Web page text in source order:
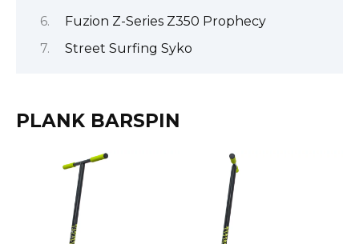
Fuzion Z-Series Z350 Prophecy
Street Surfing Syko
PLANK BARSPIN